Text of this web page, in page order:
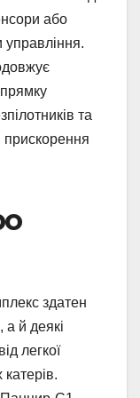
або
управління.
та
прискорення
здатен
а й деякі
легкої